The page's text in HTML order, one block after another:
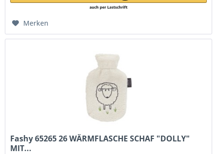
Merken
Fashy 65265 26 WÄRMFLASCHE SCHAF "DOLLY"
MIT...